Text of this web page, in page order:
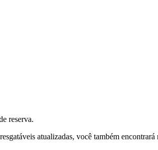
reserva.
atualizadas, você também